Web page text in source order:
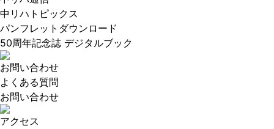
中リハトピックス
パンフレットダウンロード
50周年記念誌 デジタルブック
お問い合わせ
よくある質問
お問い合わせ
アクセス